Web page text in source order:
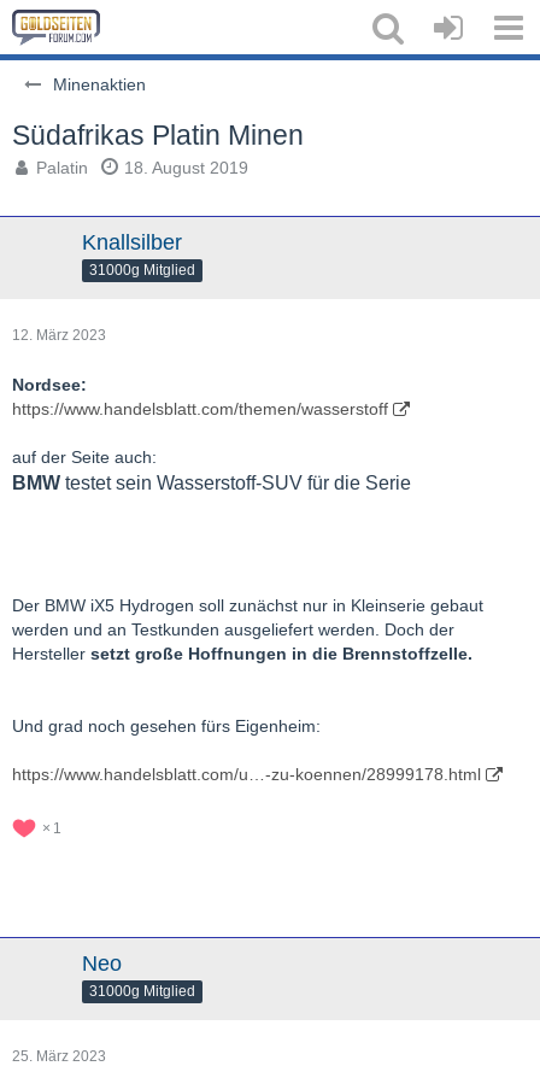
Minenaktien
Südafrikas Platin Minen
Palatin 18. August 2019
Knallsilber
31000g Mitglied
12. März 2023
Nordsee:
https://www.handelsblatt.com/themen/wasserstoff
auf der Seite auch:
BMW testet sein Wasserstoff-SUV für die Serie
Der BMW iX5 Hydrogen soll zunächst nur in Kleinserie gebaut
werden und an Testkunden ausgeliefert werden. Doch der
Hersteller setzt große Hoffnungen in die Brennstoffzelle.
Und grad noch gesehen fürs Eigenheim:
https://www.handelsblatt.com/u…-zu-koennen/28999178.html
1
Neo
31000g Mitglied
25. März 2023